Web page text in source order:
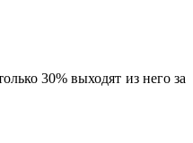
30% выходят из него за